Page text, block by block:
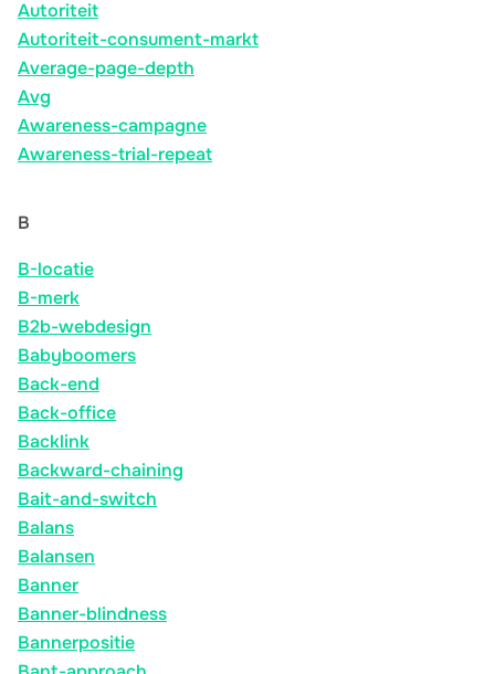
Autoriteit
Autoriteit-consument-markt
Average-page-depth
Avg
Awareness-campagne
Awareness-trial-repeat
B
B-locatie
B-merk
B2b-webdesign
Babyboomers
Back-end
Back-office
Backlink
Backward-chaining
Bait-and-switch
Balans
Balansen
Banner
Banner-blindness
Bannerpositie